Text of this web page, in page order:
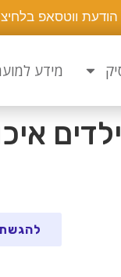
ווטסאפ
מידע